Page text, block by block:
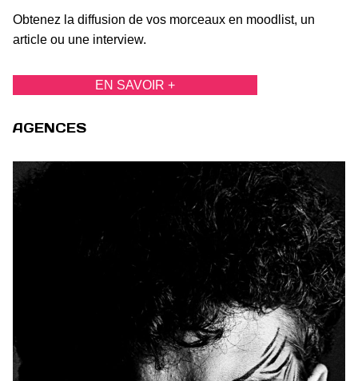
Obtenez la diffusion de vos morceaux en moodlist, un
article ou une interview.
EN SAVOIR +
AGENCES